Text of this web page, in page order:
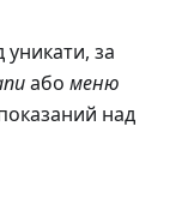
уникати, за
або меню
над